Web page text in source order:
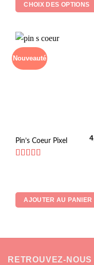
CHOIX DES OPTIONS
options
choisies
sur
la
Nouveauté
Pin’s Coeur Pixel
AJOUTER AU PANIER
RETROUVEZ-NOUS